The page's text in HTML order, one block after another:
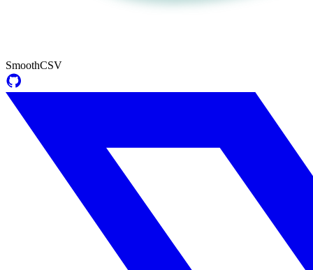
SmoothCSV